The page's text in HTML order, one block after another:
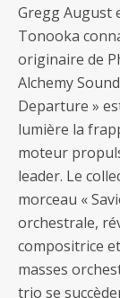
Gregg August
Tonooka
originaire de
Alchemy
Departure »
lumière la
moteur
leader. Le
morceau «
orchestrale,
compositrice
masses
trio se